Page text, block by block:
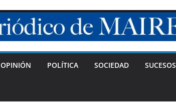
OPINIÓN POLÍTICA SOCIEDAD SUCESOS